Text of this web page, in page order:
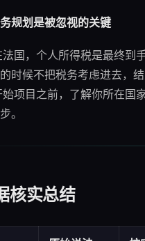
规划是被忽视的关键
法国，个人所得税是最终到
时候不把税务考虑进去，
项目之前，了解你所在国
。
核实总结